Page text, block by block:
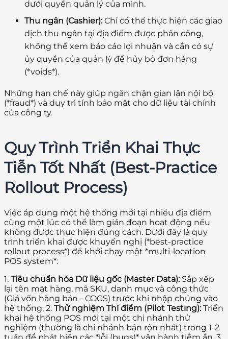
dưới quyền quản lý của mình.
Thu ngân (Cashier):Chỉ có thể thực hiện các giao
dịch thu ngân tại địa điểm được phân công,
không thể xem báo cáo lợi nhuận và cần có sự
ủy quyền của quản lý để hủy bỏ đơn hàng
(*voids*).
Những hạn chế này giúp ngăn chặn gian lận nội bộ
(*fraud*) và duy trì tính bảo mật cho dữ liệu tài chính
của công ty.
Quy Trình Triển Khai Thực
Tiễn Tốt Nhất (Best-Practice
Rollout Process)
Việc áp dụng một hệ thống mới tại nhiều địa điểm
cùng một lúc có thể làm gián đoạn hoạt động nếu
không được thực hiện đúng cách. Dưới đây là quy
trình triển khai được khuyến nghị (*best-practice
rollout process*) để khởi chạy một *multi-location
POS system*:
1. Tiêu chuẩn hóa Dữ liệu gốc (Master Data):Sắp xếp
lại tên mặt hàng, mã SKU, danh mục và công thức
(Giá vốn hàng bán - COGS) trước khi nhập chúng vào
hệ thống. 2. Thử nghiệm Thí điểm (Pilot Testing):Triển
khai hệ thống POS mới tại một chi nhánh thử
nghiệm (thường là chi nhánh bận rộn nhất) trong 1-2